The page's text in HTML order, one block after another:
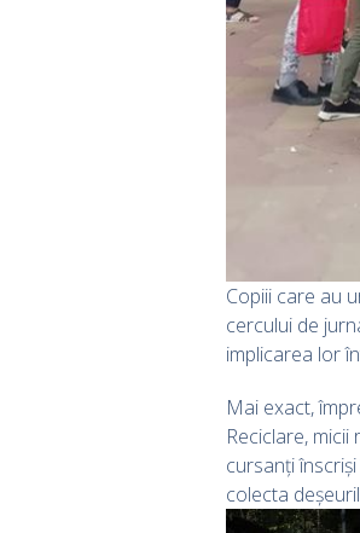
Copiii care au
cercului de
implicarea lor
Mai exact,
Reciclare,
cursanți
colecta